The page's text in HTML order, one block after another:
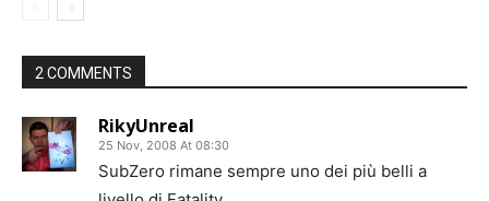
2 COMMENTS
RikyUnreal
25 Nov, 2008 At 08:30
SubZero rimane sempre uno dei più belli a